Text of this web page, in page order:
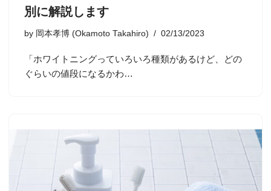
別に解説します
by 岡本孝博 (Okamoto Takahiro) 02/13/2023
「ホワイトニングっていろいろ種類があるけど、どの
ぐらいの値段になるかわ…